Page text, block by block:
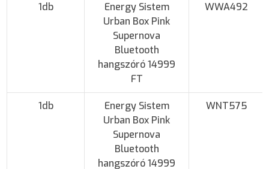
1db
Energy Sistem
Urban Box Pink
Supernova
Bluetooth
hangszóró 14999
FT
WWA492
1db
Energy Sistem
Urban Box Pink
Supernova
Bluetooth
hangszóró 14999
WNT575